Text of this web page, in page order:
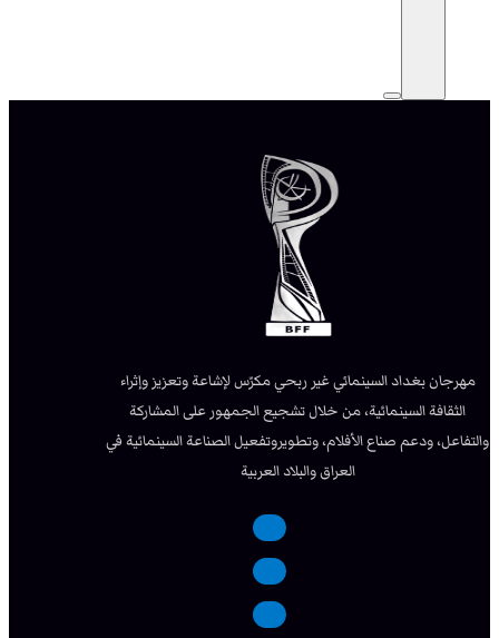
مهرجان بغداد السينمائي غير ربحي مكرّس لإشاعة وتعزيز وإثراء
الثقافة السينمائية، من خلال تشجيع الجمهور على المشاركة
والتفاعل، ودعم صناع الأفلام، وتطويروتفعيل الصناعة السينمائية في
العراق والبلاد العربية